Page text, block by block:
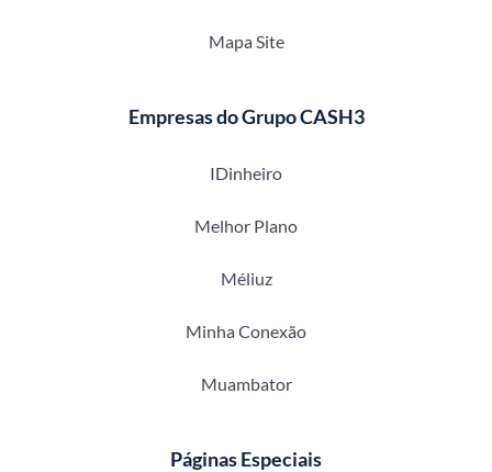
Mapa Site
Empresas do Grupo CASH3
IDinheiro
Melhor Plano
Méliuz
Minha Conexão
Muambator
Páginas Especiais